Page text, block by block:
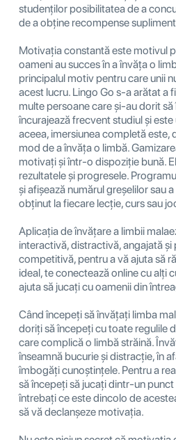
studenților posibilitatea de a
de a obține recompense
Motivația constantă este motivul
oameni au succes în a învăța o
principalul motiv pentru care unii
acest lucru. Lingo Go s-a arătat a
multe persoane care și-au dorit
încurajează frecvent studiul și
aceea, imersiunea completă este,
mod de a învăța o limbă.
motivați și într-o dispoziție bună.
rezultatele și progresele.
și afișează numărul greșelilor sau
obținut la fiecare lecție, curs sau
Aplicația de învățare a limbii
interactivă, distractivă, angajată
competitivă, pentru a vă ajuta să
ideal, te conectează online cu alți
ajuta să jucați cu oamenii din
Când începeți să învățați limba
doriți să începeți cu toate regulile
care complică o limbă străină.
înseamnă bucurie și distracție, în
îmbogăți cunoștințele. Pentru a
să începeți să jucați dintr-un
întrebați ce este dincolo de
să vă declanșeze motivația.